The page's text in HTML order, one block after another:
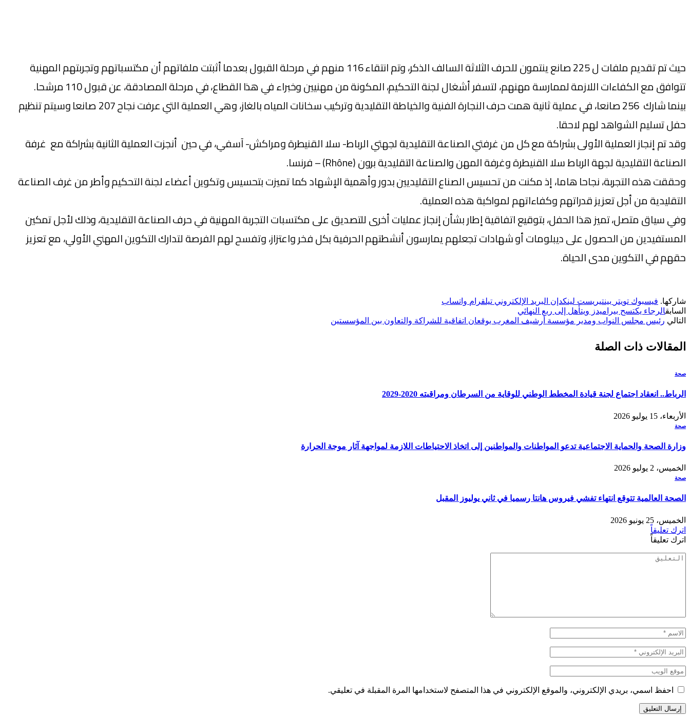
حيث تم تقديم ملفات ل 225 صانع ينتمون للحرف الثلاثة السالف الذكر، وتم انتقاء 116 منهم في مرحلة القبول بعدما أثبتت ملفاتهم أن مكتسباتهم وتجربتهم المهنية
تتوافق مع الكفاءات اللازمة لممارسة مهنهم، لتسفر أشغال لجنة التحكيم، المكونة من مهنيين وخبراء في هذا القطاع، في مرحلة المصادقة، عن قبول 110 مرشحا.
بينما شارك 256 صانعا، في عملية ثانية همت حرف النجارة الفنية والخياطة التقليدية وتركيب سخانات المياه بالغاز، وهي العملية التي عرفت نجاح 207 صانعا وسيتم تنظيم
حفل تسليم الشواهد لهم لاحقا.
وقد تم إنجاز العملية الأولى بشراكة مع كل من غرفتي الصناعة التقليدية لجهتي الرباط- سلا القنيطرة ومراكش- آسفي، في حين أنجزت العملية الثانية بشراكة مع غرفة
الصناعة التقليدية لجهة الرباط سلا القنيطرة وغرفة المهن والصناعة التقليدية برون (Rhône) – فرنسا.
وحققت هذه التجربة، نجاحا هاما، إذ مكنت من تحسيس الصناع التقليديين بدور وأهمية الإشهاد كما تميزت بتحسيس وتكوين أعضاء لجنة التحكيم وأطر من غرف الصناعة
التقليدية من أجل تعزيز قدراتهم وكفاءاتهم لمواكبة هذه العملية.
وفي سياق متصل، تميز هذا الحفل، بتوقيع اتفاقية إطار بشأن إنجاز عمليات أخرى للتصديق على مكتسبات التجربة المهنية في حرف الصناعة التقليدية، وذلك لأجل تمكين
المستفيدين من الحصول على ديبلومات أو شهادات تجعلهم يمارسون أنشطتهم الحرفية بكل فخر واعتزاز، وتفسح لهم الفرصة لتدارك التكوين المهني الأولي، مع تعزيز
حقهم في التكوين مدى الحياة.
شاركها. فيسبوك تويتر بينتيريست لينكدإن البريد الإلكتروني تيلقرام واتساب
السابقالرجاء يكتسح بيراميدز ويتأهل إلى ربع النهائي
التالي رئيس مجلس النواب ومدير مؤسسة أرشيف المغرب يوقعان اتفاقية للشراكة والتعاون بين المؤسستين
المقالات ذات الصلة
صحة
الرباط.. انعقاد اجتماع لجنة قيادة المخطط الوطني للوقاية من السرطان ومراقبته 2020-2029
الأربعاء، 15 يوليو 2026
صحة
وزارة الصحة والحماية الاجتماعية تدعو المواطنات والمواطنين إلى اتخاذ الاحتياطات اللازمة لمواجهة آثار موجة الحرارة
الخميس، 2 يوليو 2026
صحة
الصحة العالمية تتوقع انتهاء تفشي فيروس هانتا رسميا في ثاني يوليوز المقبل
الخميس، 25 يونيو 2026
اترك تعليقاً
اترك تعليقاً
احفظ اسمي، بريدي الإلكتروني، والموقع الإلكتروني في هذا المتصفح لاستخدامها المرة المقبلة في تعليقي.